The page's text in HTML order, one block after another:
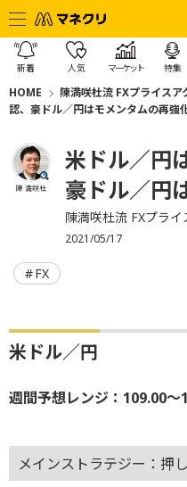
新着 人気 マーケット 特集
HOME 陳満咲杜流 FXプライスア
認、豪ドル／円はモメンタムの再強
陳 満咲杜
米ドル／円
豪ドル／円
陳満咲杜流 FXプライ
2021/05/17
FX
米ドル／円
週間予想レンジ：109.00～
メインストラテジー：押